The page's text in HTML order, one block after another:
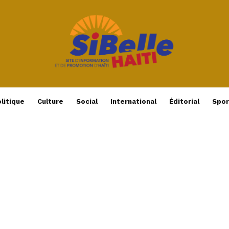
Culture Social International Éditorial